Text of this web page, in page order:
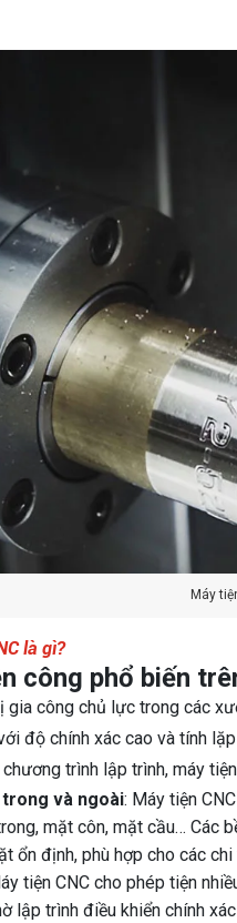
Máy
là gì?
công phổ biến
gia công chủ lực trong các
độ chính xác cao và tính
trình lập trình, máy
và ngoài: Máy tiện
mặt côn, mặt cầu… Các
ổn định, phù hợp cho các
tiện CNC cho phép tiện
lập trình điều khiển chính